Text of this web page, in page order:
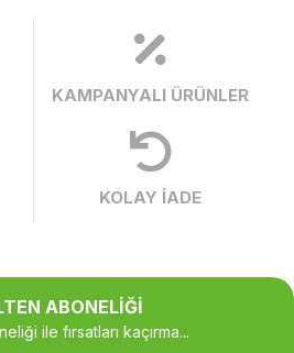
KAMPANYALI ÜRÜNLER
KOLAY İADE
ABONELİĞİ
ile fırsatları kaçırma...